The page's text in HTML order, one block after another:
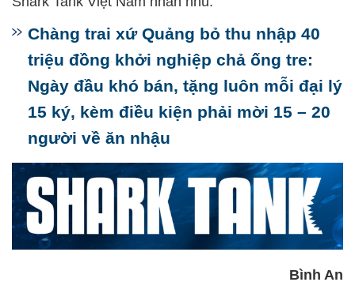
Chàng trai xứ Quảng bỏ thu nhập 40
triệu đồng khởi nghiệp chả ống tre:
Ngày đầu khó bán, tặng luôn mỗi đại lý
15 ký, kèm điều kiện phải mời 15 – 20
người về ăn nhậu
Bình An